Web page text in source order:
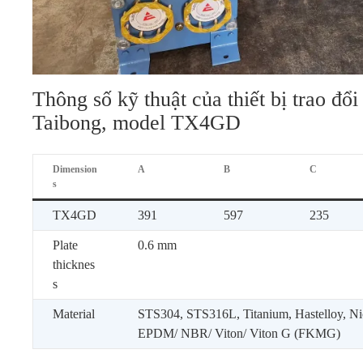
Thông số kỹ thuật của thiết bị trao
Taibong, model TX4GD
Dimension
s
A B C
TX4GD 391 597 235
Plate
thicknes
s
0.6 mm
Material
STS304, STS316L, Titanium, Hastelloy,
EPDM/ NBR/ Viton/ Viton G (FKMG)